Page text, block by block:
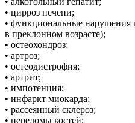
• цирроз печени;
• функциональные
в преклонном возрасте);
• остеохондроз;
• артроз;
• остеодистрофия;
• артрит;
• импотенция;
• инфаркт миокарда;
• рассеянный склероз;
• переломы костей;